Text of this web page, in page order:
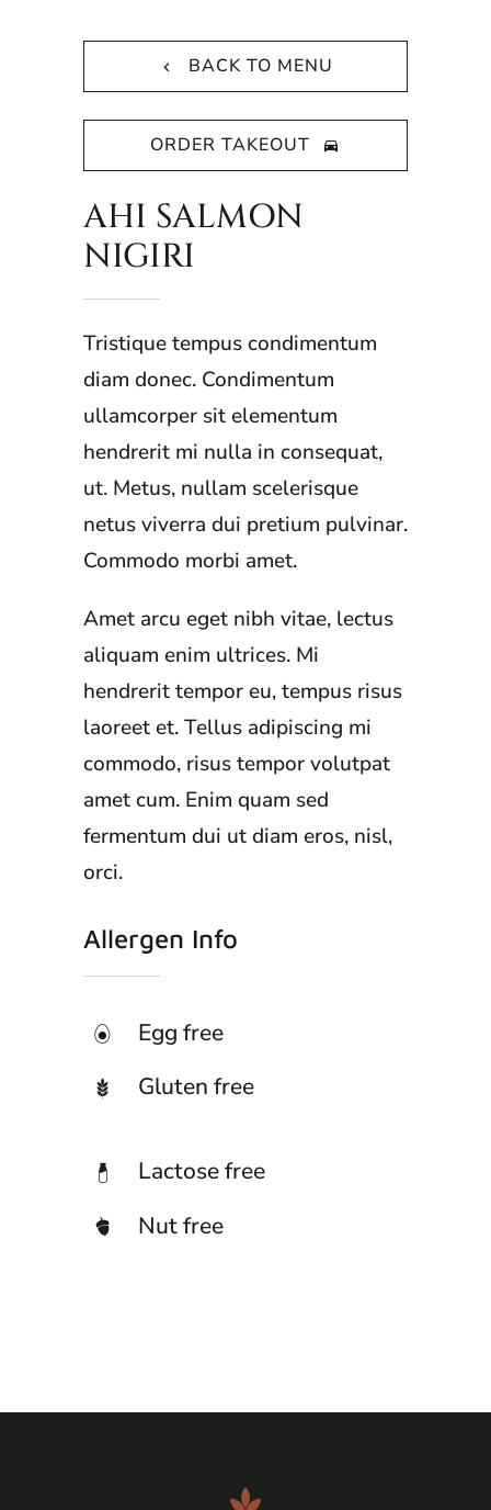
BACK TO MENU
ORDER TAKEOUT
AHI SALMON
NIGIRI
Tristique tempus condimentum
diam donec. Condimentum
ullamcorper sit elementum
hendrerit mi nulla in consequat,
ut. Metus, nullam scelerisque
netus viverra dui pretium pulvinar.
Commodo morbi amet.
Amet arcu eget nibh vitae, lectus
aliquam enim ultrices. Mi
hendrerit tempor eu, tempus risus
laoreet et. Tellus adipiscing mi
commodo, risus tempor volutpat
amet cum. Enim quam sed
fermentum dui ut diam eros, nisl,
orci.
Allergen Info
Egg free
Gluten free
Lactose free
Nut free